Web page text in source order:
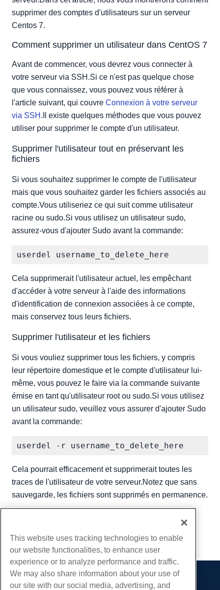
supprimer des comptes d'utilisateurs sur un serveur
Centos 7.
Comment supprimer un utilisateur dans CentOS 7
Avant de commencer, vous devrez vous connecter à
votre serveur via SSH.Si ce n'est pas quelque chose
que vous connaissez, vous pouvez vous référer à
l'article suivant, qui couvre Connexion à votre serveur
via SSH .Il existe quelques méthodes que vous pouvez
utiliser pour supprimer le compte d'un utilisateur.
Supprimer l'utilisateur tout en préservant les
fichiers
Si vous souhaitez supprimer le compte de l'utilisateur
mais que vous souhaitez garder les fichiers associés au
compte.Vous utiliseriez ce qui suit comme utilisateur
racine ou sudo.Si vous utilisez un utilisateur sudo,
assurez-vous d'ajouter Sudo avant la commande:
Cela supprimerait l'utilisateur actuel, les empêchant
d'accéder à votre serveur à l'aide des informations
d'identification de connexion associées à ce compte,
mais conservez tous leurs fichiers.
Supprimer l'utilisateur et les fichiers
Si vous vouliez supprimer tous les fichiers, y compris
leur répertoire domestique et le compte d'utilisateur lui-
même, vous pouvez le faire via la commande suivante
émise en tant qu'utilisateur root ou sudo.Si vous utilisez
un utilisateur sudo, veuillez vous assurer d'ajouter Sudo
avant la commande:
Cela pourrait efficacement et supprimerait toutes les
traces de l'utilisateur de votre serveur.Notez que sans
sauvegarde, les fichiers sont supprimés en permanence.
Copie URL
Des produits
This website uses tracking technologies to enable
our website functionalities, to enhance user
experience or to analyze performance and traffic.
We may also share information about your use of
our site with our social media, advertising, and